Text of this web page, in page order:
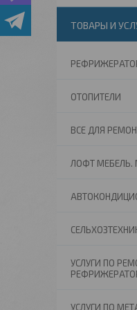
ТОВАРЫ И
ОТОПИТЕЛИ
ВСЕ ДЛЯ
ЛОФТ МЕБЕЛЬ.
УСЛУГИ ПО
УСЛУГИ ПО